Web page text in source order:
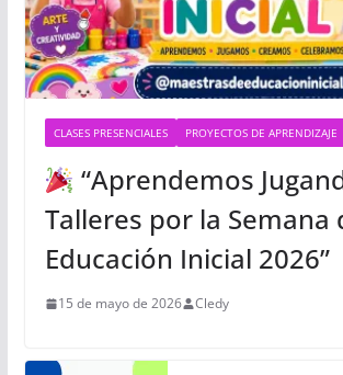
CLASES PRESENCIALES PROYECTOS DE APRENDIZAJE
“Aprendemos
Talleres por la Semana
Educación Inicial 2026”
15 de mayo de 2026 Cledy